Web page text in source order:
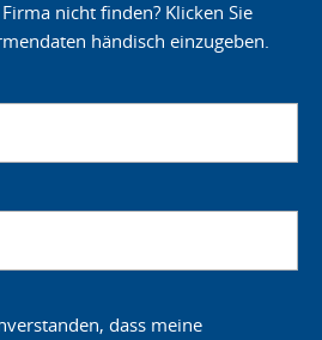
nicht finden? Klicken Sie
händisch einzugeben.
dass meine